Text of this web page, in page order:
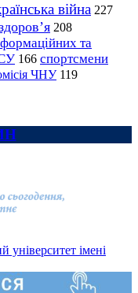
війна 227
208
та
166 спортсмени
ЧНУ 119
університет імені